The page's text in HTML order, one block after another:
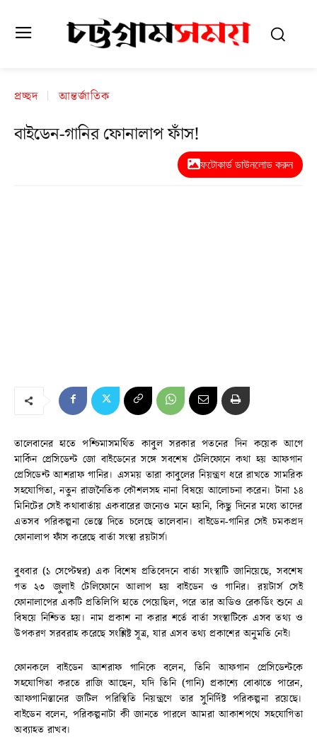
প্রচ্ছদ আন্তর্জাতিক
বাইডেন-গানির ফোনালাপ ফাঁস!
ফটোকার্ড ডাউনলোড করুন
তালেবানের হাতে পশ্চিমাসমর্থিত কাবুল সরকার পতনের দিন কয়েক আগে
মার্কিন প্রেসিডেন্ট জো বাইডেনের সঙ্গে সবশেষ টেলিফোনে কথা হয় আফগান
প্রেসিডেন্ট আশরাফ গানির। এসময় তারা কাবুলের নিয়ন্ত্রণ ধরে রাখতে সামরিক
সহযোগিতা, নতুন রাজনৈতিক কৌশলসহ নানা বিষয়ে আলোচনা করেন। টানা ১৪
মিনিটের সেই কথাবার্তায় একবারের জন্যেও মনে হয়নি, কিছু দিনের মধ্যে তাদের
এতসব পরিকল্পনা ভেস্তে দিতে চলেছে তালেবান। বাইডেন-গানির সেই চমকপ্রদ
ফোনালাপ ফাঁস করেছে বার্তা সংস্থা রয়টার্স।
বুধবার (১ সেপ্টেম্বর) এক বিশেষ প্রতিবেদনে বার্তা সংস্থাটি জানিয়েছে, সবশেষ
গত ২৩ জুলাই টেলিফোনে আলাপ হয় বাইডেন ও গানির। রয়টার্স সেই
ফোনালাপের একটি প্রতিলিপি হাতে পেয়েছিল, পরে তার অডিও রেকর্ডিং শুনে এ
বিষয়ে নিশ্চিত হয়। নাম প্রকাশ না করার শর্তে বার্তা সংস্থাটিকে এসব তথ্য ও
উপকরণ সরবরাহ করেছে সংশ্লিষ্ট সূত্র, যার এসব তথ্য প্রকাশের অনুমতি নেই।
ফোনকলে বাইডেন আশরাফ গানিকে বলেন, তিনি আফগান প্রেসিডেন্টকে
সহযোগিতা করতে রাজি আছেন, যদি তিনি (গানি) প্রকাশ্যে বোঝাতে পারেন,
আফগানিস্তানের জটিল পরিস্থিতি নিয়ন্ত্রণে তার সুনির্দিষ্ট পরিকল্পনা রয়েছে।
বাইডেন বলেন, পরিকল্পনাটা কী জানতে পারলে আমরা আকাশপথে সহযোগিতা
অব্যাহত রাখব।